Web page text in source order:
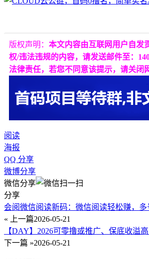
版权声明： 本文内容由互联网用户自发
权/违法违规的内容，请发送邮件至：
法律责任，若您不同意该提示，请关闭
阅读
海报
QQ 分享
微博分享
微信分享
分享
会阅微信阅读新码：微信阅读轻松赚，
« 上一篇2026-05-21
【DAY】2026可零撸或推广、保底收溢
下一篇 »2026-05-21